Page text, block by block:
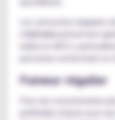
Les cartouches équipées
0,8 ohm
permettent
indirecte (MTL),
personnes recherchant un
Fumeur régulier
Pour une consommation
préférable d'opter pour